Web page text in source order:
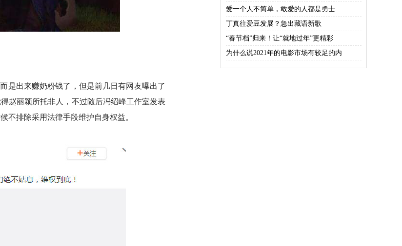
是出来赚奶粉钱了，但是前几日有网友曝出了
赵丽颖所托非人，不过随后冯绍峰工作室发表
不排除采用法律手段维护自身权益。
爱一个人不简单，敢爱的人都是勇士
丁真往爱豆发展？急出藏语新歌
“春节档”归来！让“就地过年”更精彩
为什么说2021年的电影市场有较足的内